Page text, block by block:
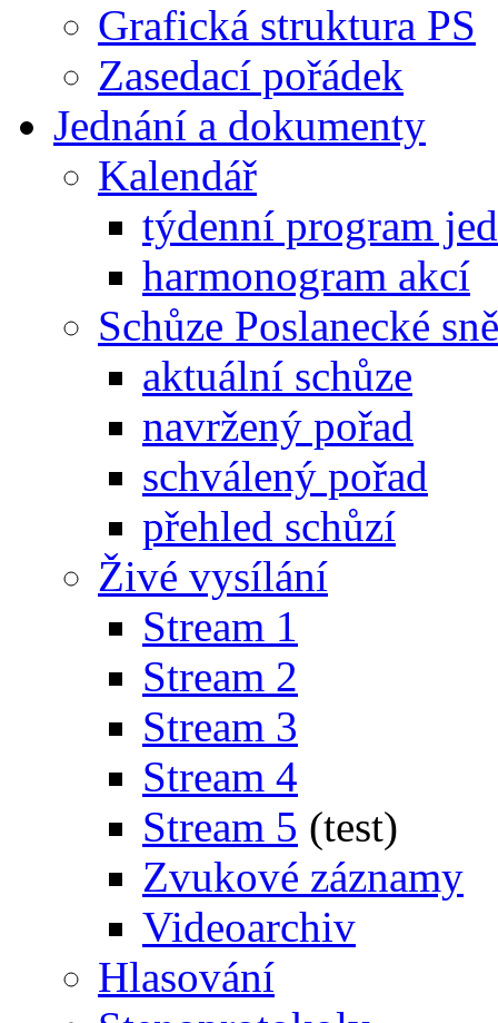
Grafická struktura PS
Zasedací pořádek
Jednání a dokumenty
Kalendář
týdenní program
harmonogram akcí
Schůze Poslanecké
aktuální schůze
navržený pořad
schválený pořad
přehled schůzí
Živé vysílání
Stream 1
Stream 2
Stream 3
Stream 4
Stream 5 (test)
Zvukové záznamy
Videoarchiv
Hlasování